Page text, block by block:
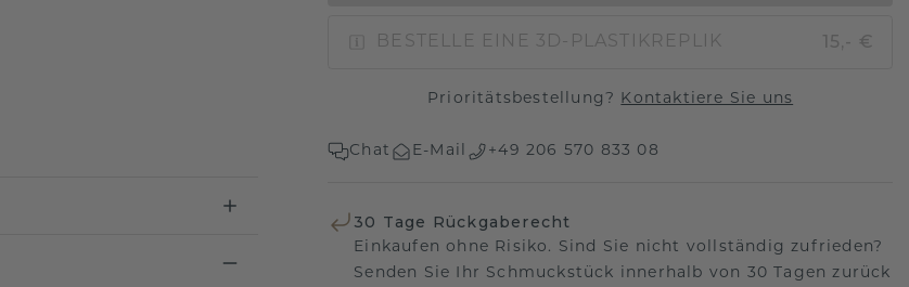
BESTELLE EINE 3D-PLASTIKREPLIK 15,- €
Prioritätsbestellung? Kontaktiere Sie uns
Chat E-Mail +49 206 570 833 08
30 Tage Rückgaberecht
Einkaufen ohne Risiko. Sind Sie nicht vollständig zufrieden?
Senden Sie Ihr Schmuckstück innerhalb von 30 Tagen zurück